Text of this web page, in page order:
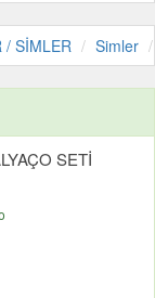
/ SİMLER Simler
SETİ